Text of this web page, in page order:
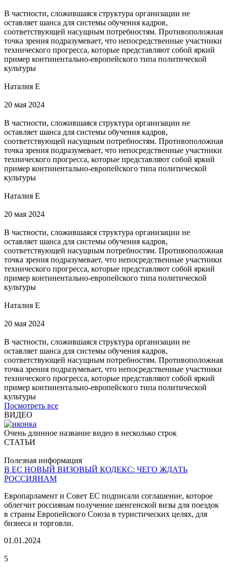
В частности, сложившаяся структура организации не
оставляет шанса для системы обучения кадров,
соответствующей насущным потребностям. Противоположная
точка зрения подразумевает, что непосредственные участники
технического прогресса, которые представляют собой яркий
пример континентально-европейского типа политической
культуры
Наталия Е
20 мая 2024
В частности, сложившаяся структура организации не
оставляет шанса для системы обучения кадров,
соответствующей насущным потребностям. Противоположная
точка зрения подразумевает, что непосредственные участники
технического прогресса, которые представляют собой яркий
пример континентально-европейского типа политической
культуры
Наталия Е
20 мая 2024
В частности, сложившаяся структура организации не
оставляет шанса для системы обучения кадров,
соответствующей насущным потребностям. Противоположная
точка зрения подразумевает, что непосредственные участники
технического прогресса, которые представляют собой яркий
пример континентально-европейского типа политической
культуры
Наталия Е
20 мая 2024
В частности, сложившаяся структура организации не
оставляет шанса для системы обучения кадров,
соответствующей насущным потребностям. Противоположная
точка зрения подразумевает, что непосредственные участники
технического прогресса, которые представляют собой яркий
пример континентально-европейского типа политической
культуры
Посмотреть все
ВИДЕО
Очень длинное название видео в несколько строк
СТАТЬИ
Полезная информация
В ЕС НОВЫЙ ВИЗОВЫЙ КОДЕКС: ЧЕГО ЖДАТЬ
РОССИЯНАМ
Европарламент и Совет ЕС подписали соглашение, которое
облегчит россиянам получение шенгенской визы для поездок
в страны Европейского Союза в туристических целях, для
бизнеса и торговли.
01.01.2024
5